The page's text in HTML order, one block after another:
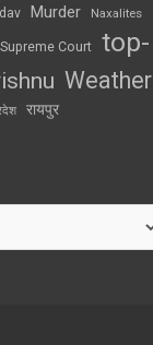
Murder Naxalites
Supreme Court top-
Weather
रायपुर